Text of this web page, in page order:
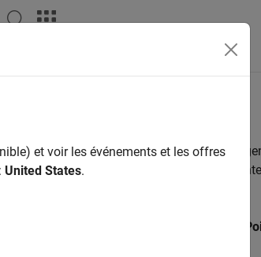
Point
IP libraries. You can specify whether to
floating point support and a third-party
Floating
et voir les événements et les offres
United States.